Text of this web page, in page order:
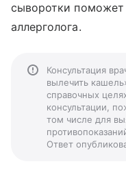
сыворотки поможет
аллерголога.
Консультация
вылечить
справочных
консультации,
том числе для
Ответ